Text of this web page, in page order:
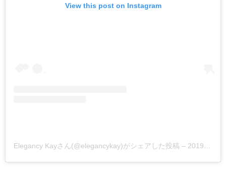
View this post on Instagram
Elegancy Kayさん(@elegancykay)がシェアした投稿 – 2019年 5月月14日午後1時44分PDT